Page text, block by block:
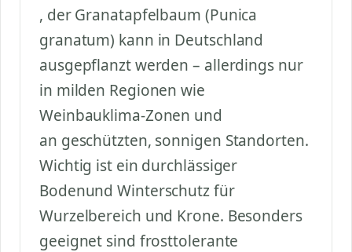
, der Granatapfelbaum (Punica
granatum) kann in Deutschland
ausgepflanzt werden – allerdings nur
in milden Regionen wie
Weinbauklima-Zonen und
an geschützten, sonnigen Standorten.
Wichtig ist ein durchlässiger
Bodenund Winterschutz für
Wurzelbereich und Krone. Besonders
geeignet sind frosttolerante